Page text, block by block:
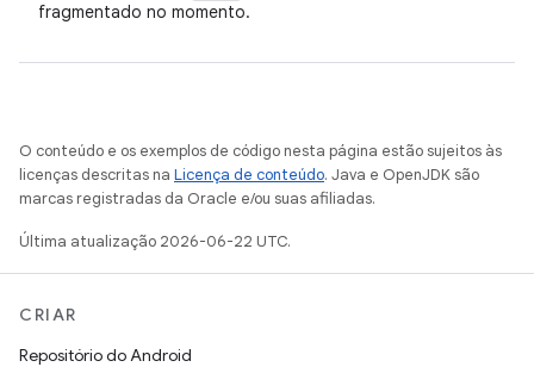
fragmentado no momento.
O conteúdo e os exemplos de código nesta página estão sujeitos às
licenças descritas na Licença de conteúdo. Java e OpenJDK são
marcas registradas da Oracle e/ou suas afiliadas.
Última atualização 2026-06-22 UTC.
CRIAR
Repositório do Android